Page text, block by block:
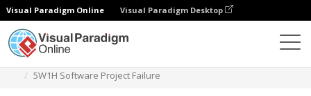
Visual Paradigm Online Visual Paradigm Desktop
5W1H Software Project Failure